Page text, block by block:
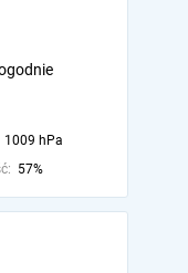
1009 hPa
57%